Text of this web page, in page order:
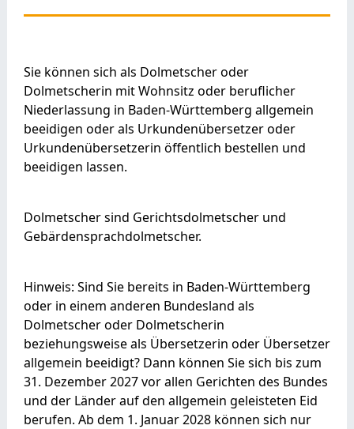
Sie können sich als Dolmetscher oder
Dolmetscherin mit Wohnsitz oder beruflicher
Niederlassung in Baden-Württemberg allgemein
beeidigen oder als Urkundenübersetzer oder
Urkundenübersetzerin öffentlich bestellen und
beeidigen lassen.
Dolmetscher sind Gerichtsdolmetscher und
Gebärdensprachdolmetscher.
Hinweis: Sind Sie bereits in Baden-Württemberg
oder in einem anderen Bundesland als
Dolmetscher oder Dolmetscherin
beziehungsweise als Übersetzerin oder Übersetzer
allgemein beeidigt? Dann können Sie sich bis zum
31. Dezember 2027 vor allen Gerichten des Bundes
und der Länder auf den allgemein geleisteten Eid
berufen. Ab dem 1. Januar 2028 können sich nur